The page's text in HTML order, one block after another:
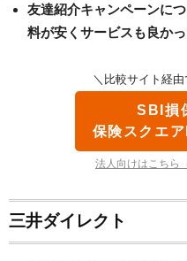
友達紹介キャンペーンに
料が安くサービスも良か
＼比較サイト経
SBI損
保険スクエ
法人向けはこちら
三井ダイレクト